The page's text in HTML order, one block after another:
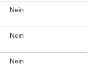
Nein
Nein
Nein